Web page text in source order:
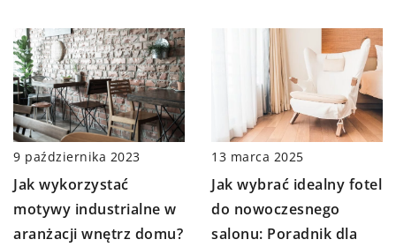
9 października 2023
Jak wykorzystać
motywy industrialne w
aranżacji wnętrz domu?
13 marca 2025
Jak wybrać idealny fotel
do nowoczesnego
salonu: Poradnik dla